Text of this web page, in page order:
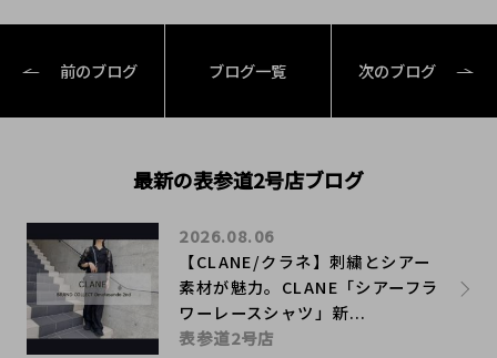
前のブログ ブログ一覧 次のブログ
最新の表参道2号店ブログ
【CLANE/クラネ】刺繍とシアー
素材が魅力。CLANE「シアーフラ
ワーレースシャツ」新...
2026.08.06
表参道2号店